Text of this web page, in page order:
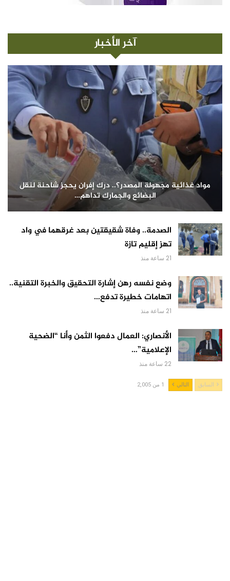
آخر الأخبار
مواد غذائية مجهولة المصدر؟.. درك إفران يحجز شاحنة لنقل
البضائع والجمارك تداهم…
الصدمة.. وفاة شقيقتين بعد غرقهما في واد
تهز إقليم تازة
21 ساعة منذ
وضع نفسه رهن إشارة التحقيق والخبرة التقنية..
اتهامات خطيرة تدفع…
21 ساعة منذ
الأنصاري: العمال دفعوا الثمن وأنا “الضحية
الإعلامية”…
22 ساعة منذ
السابق التالي 1 من 2,005